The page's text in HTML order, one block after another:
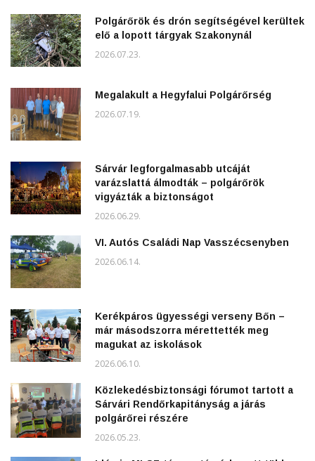
Polgárőrök és drón segítségével kerültek
elő a lopott tárgyak Szakonynál
2026.07.23.
Megalakult a Hegyfalui Polgárőrség
2026.07.19.
Sárvár legforgalmasabb utcáját
varázslattá álmodták – polgárőrök
vigyázták a biztonságot
2026.06.29.
VI. Autós Családi Nap Vasszécsenyben
2026.06.14.
Kerékpáros ügyességi verseny Bőn –
már másodszorra mérettették meg
magukat az iskolások
2026.06.10.
Közlekedésbiztonsági fórumot tartott a
Sárvári Rendőrkapitányság a járás
polgárőrei részére
2026.05.23.